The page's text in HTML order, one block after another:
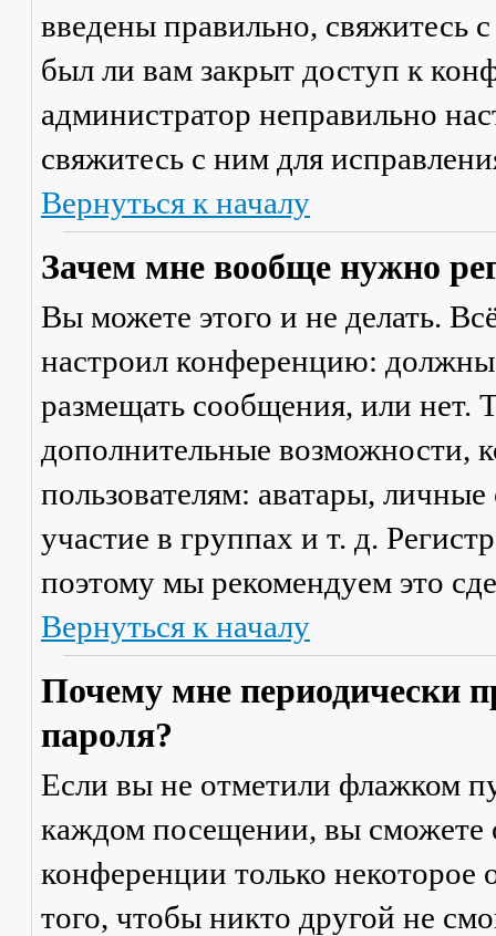
введены правильно, свяжитесь
был ли вам закрыт доступ к
администратор неправильно
свяжитесь с ним для
Вернуться к началу
Зачем мне вообще нужно
Вы можете этого и не делать.
настроил конференцию: должны
размещать сообщения, или нет.
дополнительные возможности,
пользователям: аватары,
участие в группах и т. д.
поэтому мы рекомендуем это
Вернуться к началу
Почему мне периодически
пароля?
Если вы не отметили флажком
каждом посещении, вы сможете
конференции только некоторое
того, чтобы никто другой не